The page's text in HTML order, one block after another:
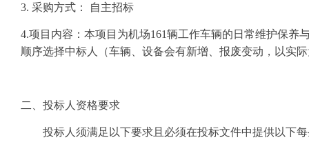
3. 采购方式： 自主招标
4.项目内容： 本项目为机场161辆工作车辆的日常维护保养
顺序选择中标人（车辆、设备会有新增、报废变动，以实
二、 投标人资格要求
投标人须满足以下要求且必须在投标文件中提供以下